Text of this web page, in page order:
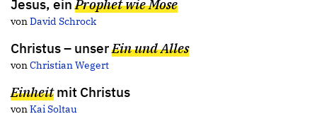
Jesus, einProphet wie Mose
vonDavid Schrock
Christus – unserEin und Alles
vonChristian Wegert
Einheitmit Christus
vonKai Soltau